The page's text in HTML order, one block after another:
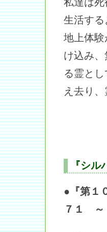
生活す
地上体
け込み
る霊と
え去り
『シ
●『第１
７１ ～